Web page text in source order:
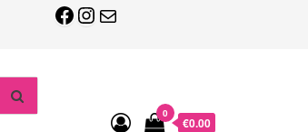
Facebook Instagram E-mail
0
€0.00